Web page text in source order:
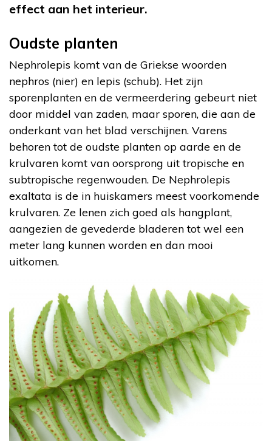
effect aan het interieur.
Oudste planten
Nephrolepis komt van de Griekse woorden
nephros (nier) en lepis (schub). Het zijn
sporenplanten en de vermeerdering gebeurt niet
door middel van zaden, maar sporen, die aan de
onderkant van het blad verschijnen. Varens
behoren tot de oudste planten op aarde en de
krulvaren komt van oorsprong uit tropische en
subtropische regenwouden. De Nephrolepis
exaltata is de in huiskamers meest voorkomende
krulvaren. Ze lenen zich goed als hangplant,
aangezien de gevederde bladeren tot wel een
meter lang kunnen worden en dan mooi
uitkomen.